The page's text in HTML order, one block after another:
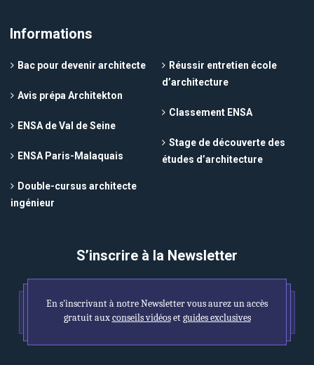
Informations
Bac pour devenir architecte
Avis prépa Architekton
ENSA de Val de Seine
ENSA Paris-Malaquais
Double-cursus architecte
ingénieur
Réussir entretien école
d’architecture
Classement ENSA
Stage de découverte des
études d’architecture
S’inscrire à la Newsletter
En s'inscrivant à notre Newsletter vous aurez un accès
gratuit auxconseils vidéosetguides exclusives